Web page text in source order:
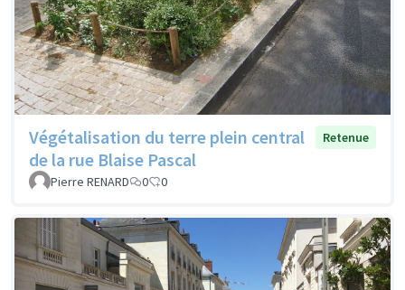
Végétalisation du terre plein central
de la rue Blaise Pascal
Retenue
Pierre RENARD 0 0